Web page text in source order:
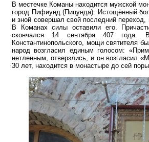
В местечке Команы находится мужской
город Пифиунд(Пицунда). Истощённый
и зной совершал свой последний
В
Команахсилы оставили его.
скончался 14 сентября 407
Константинопольского, мощи святителя
народ возгласил единым голосом:
нетленным, отверзлись, и он возгласил
30 лет, находится в монастыре до сей